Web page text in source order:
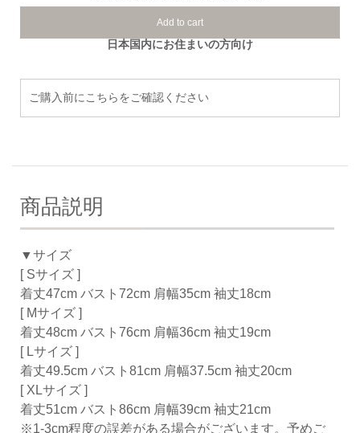
Add to cart
日本国内にお住まいの方向け
ご購入前にこちらをご確認ください
商品説明
▼サイズ
[ Sサイズ ]
着丈47cm バスト72cm 肩幅35cm 袖丈18cm
[ Mサイズ ]
着丈48cm バスト76cm 肩幅36cm 袖丈19cm
[ Lサイズ ]
着丈49.5cm バスト81cm 肩幅37.5cm 袖丈20cm
[ XLサイズ ]
着丈51cm バスト86cm 肩幅39cm 袖丈21cm
※1-3cm程度の誤差がある場合がございます。予めご